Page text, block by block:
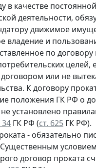
в качестве постоянной
деятельности,
движимое
владение и
по договору
целей,
или не
К договору
положения ГК РФ о
установлено
34 ГК РФ (ст. 625 ГК РФ).
- обязательно
договор проката